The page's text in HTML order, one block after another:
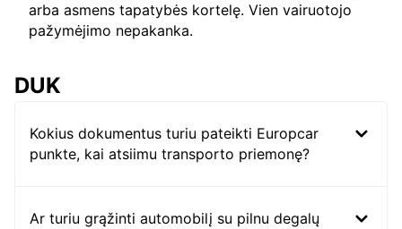
arba asmens tapatybės kortelę. Vien vairuotojo
pažymėjimo nepakanka.
DUK
Kokius dokumentus turiu pateikti Europcar
punkte, kai atsiimu transporto priemonę?
Ar turiu grąžinti automobilį su pilnu degalų